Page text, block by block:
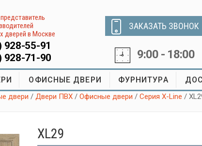
дверей в Москве
928-55-91
928-71-90
ЗАКАЗАТЬ ЗВОНОК
9:00 - 18:00
ОФИСНЫЕ ДВЕРИ ФУРНИТУРА
двери /Двери ПВХ /Офисные двери /Серия X-Line /
XL29